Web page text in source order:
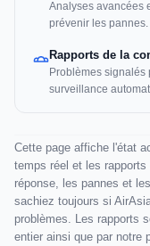
Analyses avancées
prévenir les pannes.
Rapports de la
Problèmes signalés
surveillance
Cette page affiche l'état
temps réel et les
réponse, les pannes et
sachiez toujours si
problèmes. Les rapports
entier ainsi que par notre